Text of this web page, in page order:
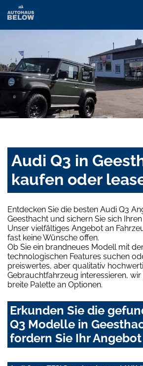
Audi Q3 in
kaufen oder
Entdecken Sie die besten Audi Q3
Geesthacht und sichern Sie sich
Unser vielfältiges Angebot an
fast keine Wünsche offen.
Ob Sie ein brandneues Modell mit
technologischen Features suchen
preiswertes, aber qualitativ
Gebrauchtfahrzeug interessieren, wir
breite Palette an Optionen.
Erkunden Sie die
Q3 Modelle in
fordern Sie Ihr